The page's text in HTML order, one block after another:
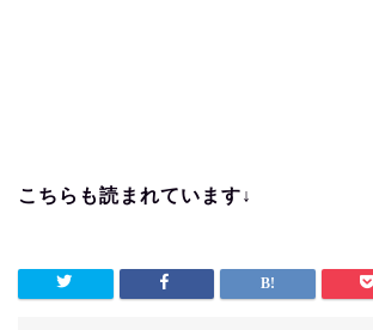
こちらも読まれています↓